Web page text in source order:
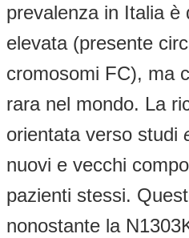
prevalenza in Italia è
elevata (presente
cromosomi FC), ma
rara nel mondo. La
orientata verso studi
nuovi e vecchi
pazienti stessi.
nonostante la